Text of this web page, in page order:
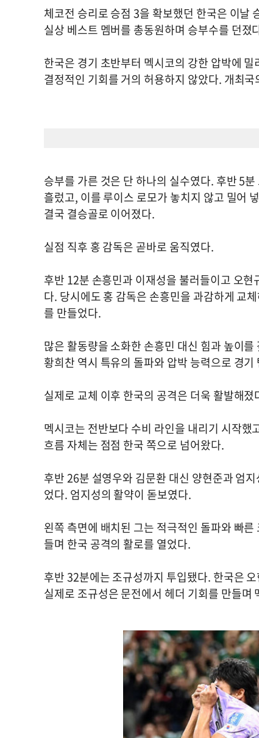
체코전 승리로 승점 3을 확보했던 한국은 이날
실상 베스트 멤버를 총동원하며 승부수를 던졌
한국은 경기 초반부터 멕시코의 강한 압박에
결정적인 기회를 거의 허용하지 않았다. 개최
승부를 가른 것은 단 하나의 실수였다. 후반 5
흘렀고, 이를 루이스 로모가 놓치지 않고 밀어
결국 결승골로 이어졌다.
실점 직후 홍 감독은 곧바로 움직였다.
후반 12분 손흥민과 이재성을 불러들이고 오
다. 당시에도 홍 감독은 손흥민을 과감하게 교
를 만들었다.
많은 활동량을 소화한 손흥민 대신 힘과 높이
황희찬 역시 특유의 돌파와 압박 능력으로 경
실제로 교체 이후 한국의 공격은 더욱 활발해졌
멕시코는 전반보다 수비 라인을 내리기 시작
흐름 자체는 점점 한국 쪽으로 넘어왔다.
후반 26분 설영우와 김문환 대신 양현준과 엄
었다. 엄지성의 활약이 돋보였다.
왼쪽 측면에 배치된 그는 적극적인 돌파와 빠
들며 한국 공격의 활로를 열었다.
후반 32분에는 조규성까지 투입됐다. 한국은
실제로 조규성은 문전에서 헤더 기회를 만들며